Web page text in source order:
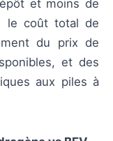
et moins de
le coût total de
du prix de
et des
aux piles à